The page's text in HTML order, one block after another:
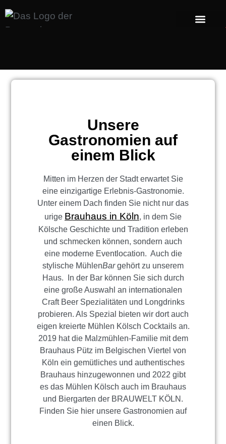
Unsere
Gastronomien auf
einem Blick
Mitten im Herzen der Stadt erwartet Sie
eine einzigartige Erlebnis-Gastronomie.
Unter einem Dach finden Sie nicht nur das
urige Brauhaus in Köln, in dem Sie
Kölsche Geschichte und Tradition erleben
und schmecken können, sondern auch
eine moderne Eventlocation. Auch die
stylische MühlenBargehört zu unserem
Haus. In der Bar können Sie sich durch
eine große Auswahl an internationalen
Craft Beer Spezialitäten und Longdrinks
probieren. Als Spezial bieten wir dort auch
eigen kreierte Mühlen Kölsch Cocktails an.
2019 hat die Malzmühlen-Familie mit dem
Brauhaus Pütz im Belgischen Viertel von
Köln ein gemütliches und authentisches
Brauhaus hinzugewonnen und 2022 gibt
es das Mühlen Kölsch auch im Brauhaus
und Biergarten der BRAUWELT KÖLN.
Finden Sie hier unsere Gastronomien auf
einen Blick.